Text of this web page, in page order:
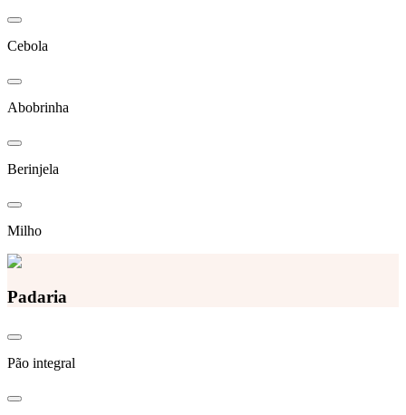
Cebola
Abobrinha
Berinjela
Milho
Padaria
Pão integral